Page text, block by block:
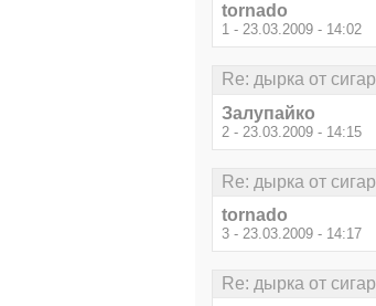
tornado
1 - 23.03.2009 - 14:02
Re: дырка от
Залупайко
2 - 23.03.2009 - 14:15
Re: дырка от
tornado
3 - 23.03.2009 - 14:17
Re: дырка от